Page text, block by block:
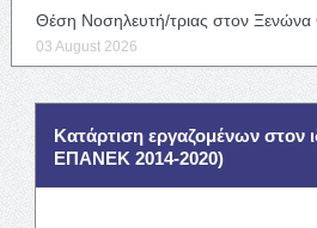
Θέση Νοσηλευτή/τριας στον
03 August 2026
Κατάρτιση εργαζομένων στον
ΕΠΑΝΕΚ 2014-2020)